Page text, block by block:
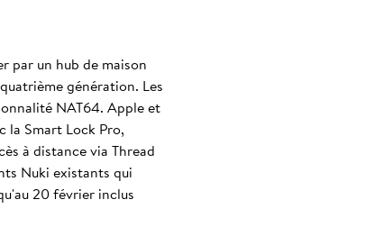
par un hub de maison
génération. Les
NAT64. Apple et
la Smart Lock Pro,
à distance via Thread
Nuki existants qui
20 février inclus